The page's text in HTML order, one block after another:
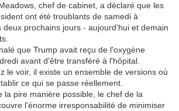
chef de cabinet, a déclaré que les
ont été troublants de samedi à
deux prochains jours - aujourd'hui et demain
que Trump avait reçu de l'oxygène
avant d'être transféré à l'hôpital.
le voir, il existe un ensemble de versions où
ce qui se passe réellement.
la pire manière possible, le chef de la
l'énorme irresponsabilité de minimiser